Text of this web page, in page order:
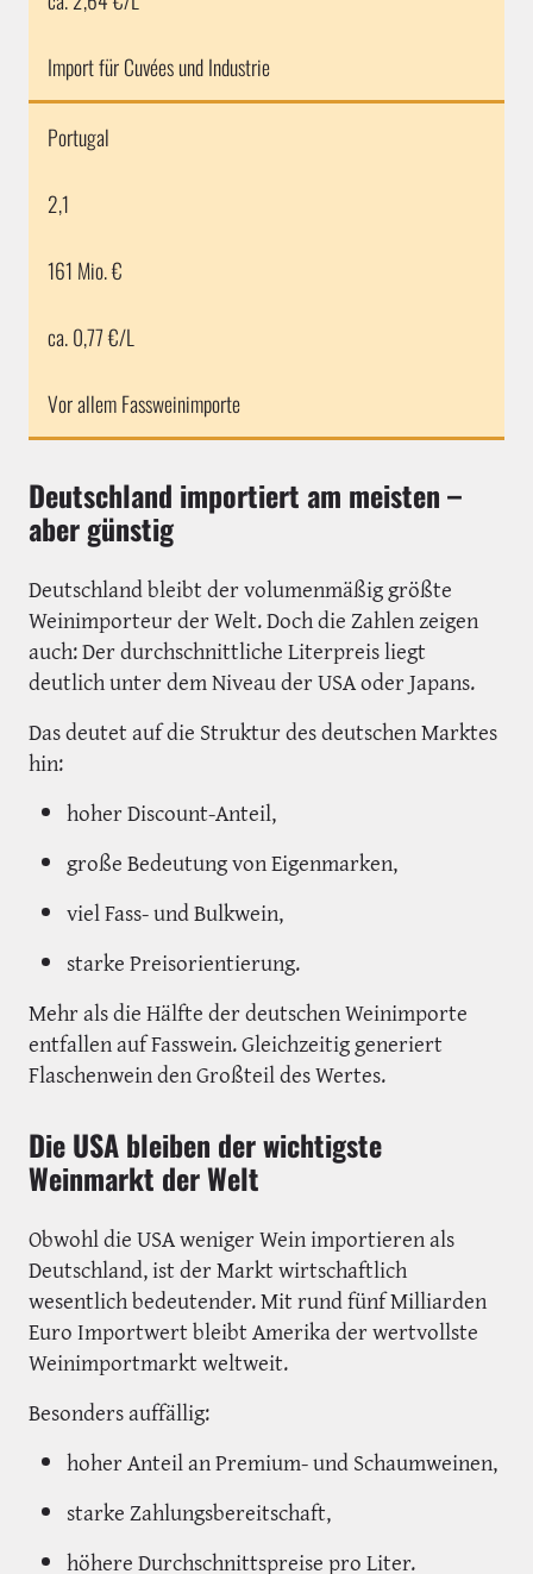
Import für Cuvées und Industrie
Portugal
2,1
161 Mio. €
ca. 0,77 €/L
Vor allem Fassweinimporte
Deutschland importiert am meisten –
aber günstig
Deutschland bleibt der volumenmäßig größte
Weinimporteur der Welt. Doch die Zahlen zeigen
auch: Der durchschnittliche Literpreis liegt
deutlich unter dem Niveau der USA oder Japans.
Das deutet auf die Struktur des deutschen Marktes
hin:
hoher Discount-Anteil,
große Bedeutung von Eigenmarken,
viel Fass- und Bulkwein,
starke Preisorientierung.
Mehr als die Hälfte der deutschen Weinimporte
entfallen auf Fasswein. Gleichzeitig generiert
Flaschenwein den Großteil des Wertes.
Die USA bleiben der wichtigste
Weinmarkt der Welt
Obwohl die USA weniger Wein importieren als
Deutschland, ist der Markt wirtschaftlich
wesentlich bedeutender. Mit rund fünf Milliarden
Euro Importwert bleibt Amerika der wertvollste
Weinimportmarkt weltweit.
Besonders auffällig:
hoher Anteil an Premium- und Schaumweinen,
starke Zahlungsbereitschaft,
höhere Durchschnittspreise pro Liter.